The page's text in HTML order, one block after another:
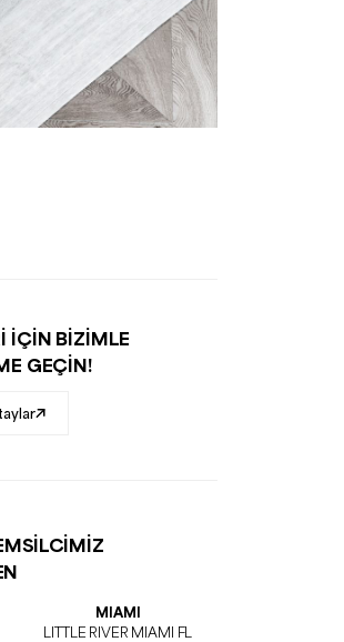
İÇİN BİZİMLE
GEÇİN!
MIAMI
LITTLE RIVER MIAMI FL